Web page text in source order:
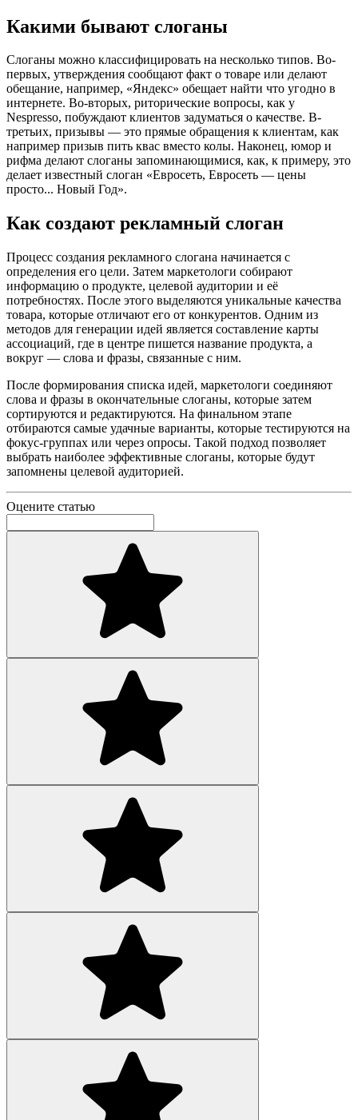
Какими бывают слоганы
Слоганы можно классифицировать на несколько типов. Во-
первых, утверждения сообщают факт о товаре или делают
обещание, например, «Яндекс» обещает найти что угодно в
интернете. Во-вторых, риторические вопросы, как у
Nespresso, побуждают клиентов задуматься о качестве. В-
третьих, призывы — это прямые обращения к клиентам, как
например призыв пить квас вместо колы. Наконец, юмор и
рифма делают слоганы запоминающимися, как, к примеру, это
делает известный слоган «Евросеть, Евросеть — цены
просто... Новый Год».
Как создают рекламный слоган
Процесс создания рекламного слогана начинается с
определения его цели. Затем маркетологи собирают
информацию о продукте, целевой аудитории и её
потребностях. После этого выделяются уникальные качества
товара, которые отличают его от конкурентов. Одним из
методов для генерации идей является составление карты
ассоциаций, где в центре пишется название продукта, а
вокруг — слова и фразы, связанные с ним.
После формирования списка идей, маркетологи соединяют
слова и фразы в окончательные слоганы, которые затем
сортируются и редактируются. На финальном этапе
отбираются самые удачные варианты, которые тестируются на
фокус-группах или через опросы. Такой подход позволяет
выбрать наиболее эффективные слоганы, которые будут
запомнены целевой аудиторией.
Оцените статью